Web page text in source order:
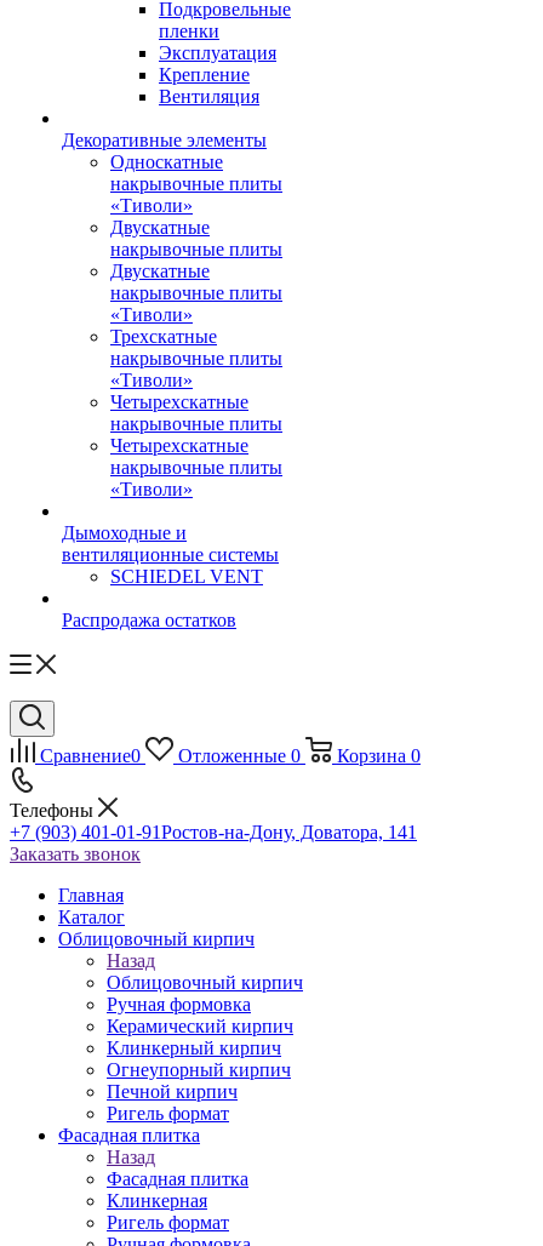
Подкровельные
пленки
Эксплуатация
Крепление
Вентиляция
Декоративные элементы
Односкатные
накрывочные плиты
«Тиволи»
Двускатные
накрывочные плиты
Двускатные
накрывочные плиты
«Тиволи»
Трехскатные
накрывочные плиты
«Тиволи»
Четырехскатные
накрывочные плиты
Четырехскатные
накрывочные плиты
«Тиволи»
Дымоходные и
вентиляционные системы
SCHIEDEL VENT
Распродажа остатков
Сравнение0 Отложенные 0 Корзина 0
Телефоны
+7 (903) 401-01-91Ростов-на-Дону, Доватора, 141
Заказать звонок
Главная
Каталог
Облицовочный кирпич
Назад
Облицовочный кирпич
Ручная формовка
Керамический кирпич
Клинкерный кирпич
Огнеупорный кирпич
Печной кирпич
Ригель формат
Фасадная плитка
Назад
Фасадная плитка
Клинкерная
Ригель формат